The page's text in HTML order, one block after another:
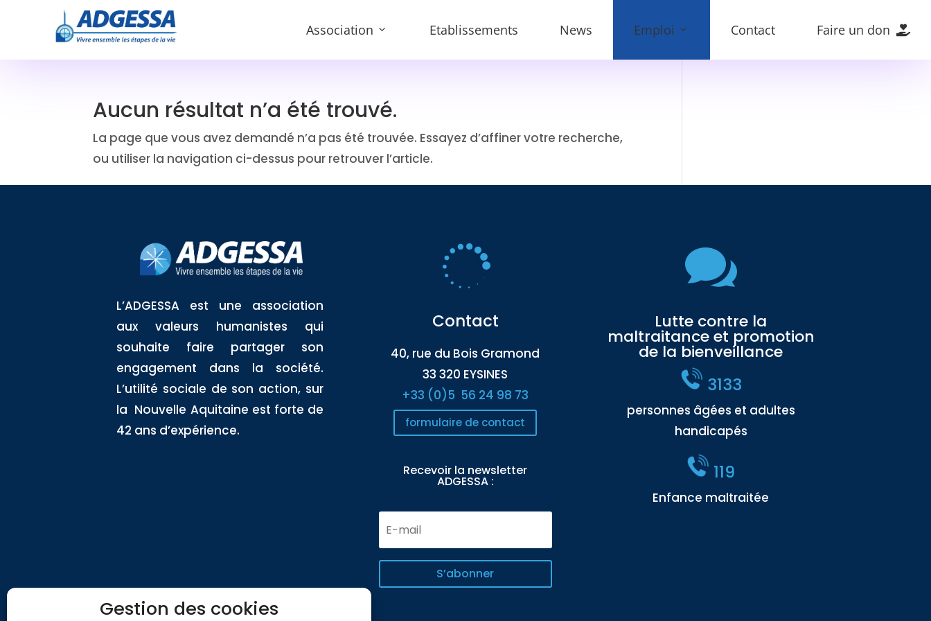
Gestion des cookies
Association Etablissements News Emploi Contact Faire un don
Aucun résultat n’a été trouvé.
La page que vous avez demandé n’a pas été trouvée. Essayez d’affiner votre recherche,
ou utiliser la navigation ci-dessus pour retrouver l’article.
L’ADGESSA est une association
aux valeurs humanistes qui
souhaite faire partager son
engagement dans la société.
L’utilité sociale de son action, sur
la Nouvelle Aquitaine est forte de
42 ans d’expérience.

Contact
40, rue du Bois Gramond
33 320 EYSINES
+33 (0)5 56 24 98 73
formulaire de contact
Recevoir la newsletter
ADGESSA :
mail
S’abonner

Lutte contre la
maltraitance et promotion
de la bienveillance
3133
personnes âgées et adultes
handicapés
119
Enfance maltraitée